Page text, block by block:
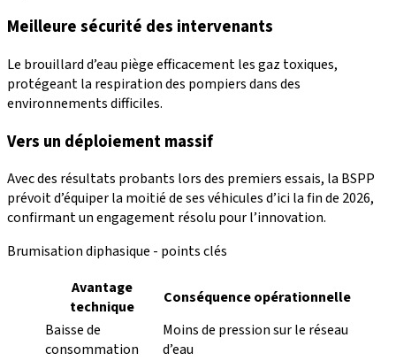
Meilleure sécurité des intervenants
Le brouillard d’eau piège efficacement les gaz toxiques,
protégeant la respiration des pompiers dans des
environnements difficiles.
Vers un déploiement massif
Avec des résultats probants lors des premiers essais, la BSPP
prévoit d’équiper la moitié de ses véhicules d’ici la fin de 2026,
confirmant un engagement résolu pour l’innovation.
Brumisation diphasique - points clés
Avantage
technique
Conséquence opérationnelle
Baisse de
consommation
Moins de pression sur le réseau
d’eau